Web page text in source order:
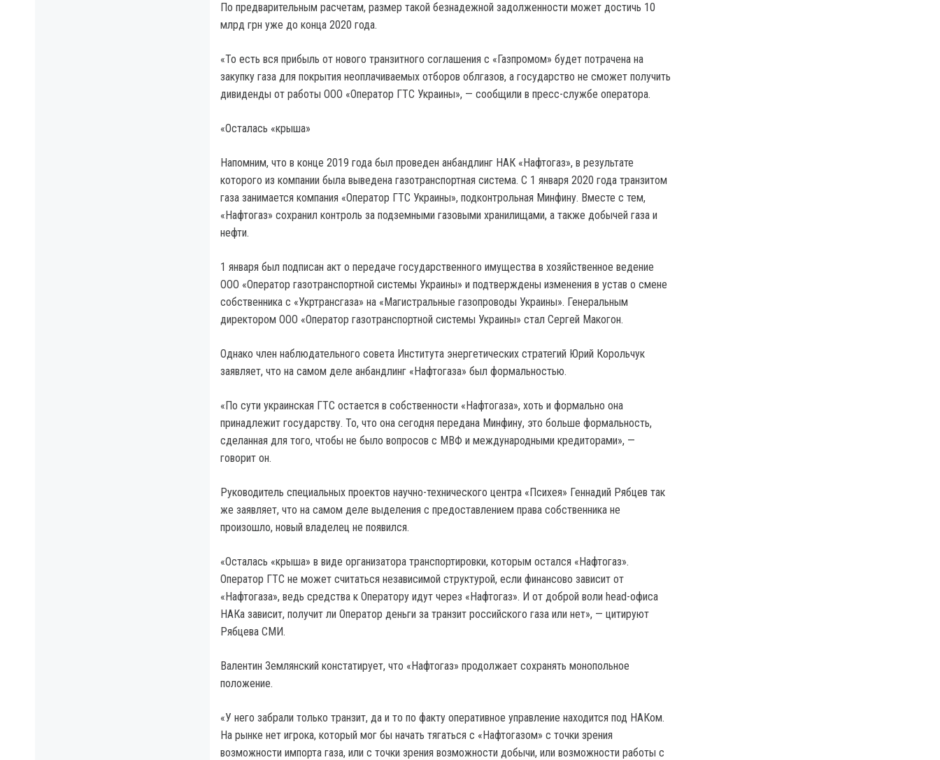
По предварительным расчетам, размер такой безнадежной задолженности может достичь 10
млрд грн уже до конца 2020 года.
«То есть вся прибыль от нового транзитного соглашения с «Газпромом» будет потрачена на
закупку газа для покрытия неоплачиваемых отборов облгазов, а государство не сможет получить
дивиденды от работы ООО «Оператор ГТС Украины», — сообщили в пресс-службе оператора.
«Осталась «крыша»
Напомним, что в конце 2019 года был проведен анбандлинг НАК «Нафтогаз», в результате
которого из компании была выведена газотранспортная система. С 1 января 2020 года транзитом
газа занимается компания «Оператор ГТС Украины», подконтрольная Минфину. Вместе с тем,
«Нафтогаз» сохранил контроль за подземными газовыми хранилищами, а также добычей газа и
нефти.
1 января был подписан акт о передаче государственного имущества в хозяйственное ведение
ООО «Оператор газотранспортной системы Украины» и подтверждены изменения в устав о смене
собственника с «Укртрансгаза» на «Магистральные газопроводы Украины». Генеральным
директором ООО «Оператор газотранспортной системы Украины» стал Сергей Макогон.
Однако член наблюдательного совета Института энергетических стратегий Юрий Корольчук
заявляет, что на самом деле анбандлинг «Нафтогаза» был формальностью.
«По сути украинская ГТС остается в собственности «Нафтогаза», хоть и формально она
принадлежит государству. То, что она сегодня передана Минфину, это больше формальность,
сделанная для того, чтобы не было вопросов с МВФ и международными кредиторами», —
говорит он.
Руководитель специальных проектов научно-технического центра «Психея» Геннадий Рябцев так
же заявляет, что на самом деле выделения с предоставлением права собственника не
произошло, новый владелец не появился.
«Осталась «крыша» в виде организатора транспортировки, которым остался «Нафтогаз».
Оператор ГТС не может считаться независимой структурой, если финансово зависит от
«Нафтогаза», ведь средства к Оператору идут через «Нафтогаз». И от доброй воли head-офиса
НАКа зависит, получит ли Оператор деньги за транзит российского газа или нет», — цитируют
Рябцева СМИ.
Валентин Землянский констатирует, что «Нафтогаз» продолжает сохранять монопольное
положение.
«У него забрали только транзит, да и то по факту оперативное управление находится под НАКом.
На рынке нет игрока, который мог бы начать тягаться с «Нафтогазом» с точки зрения
возможности импорта газа, или с точки зрения возможности добычи, или возможности работы с